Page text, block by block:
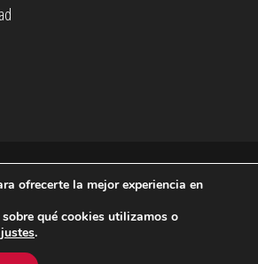
Profesional de Música Juan Cantó en
ofrecerte la mejor experiencia en
sobre qué cookies utilizamos o
.